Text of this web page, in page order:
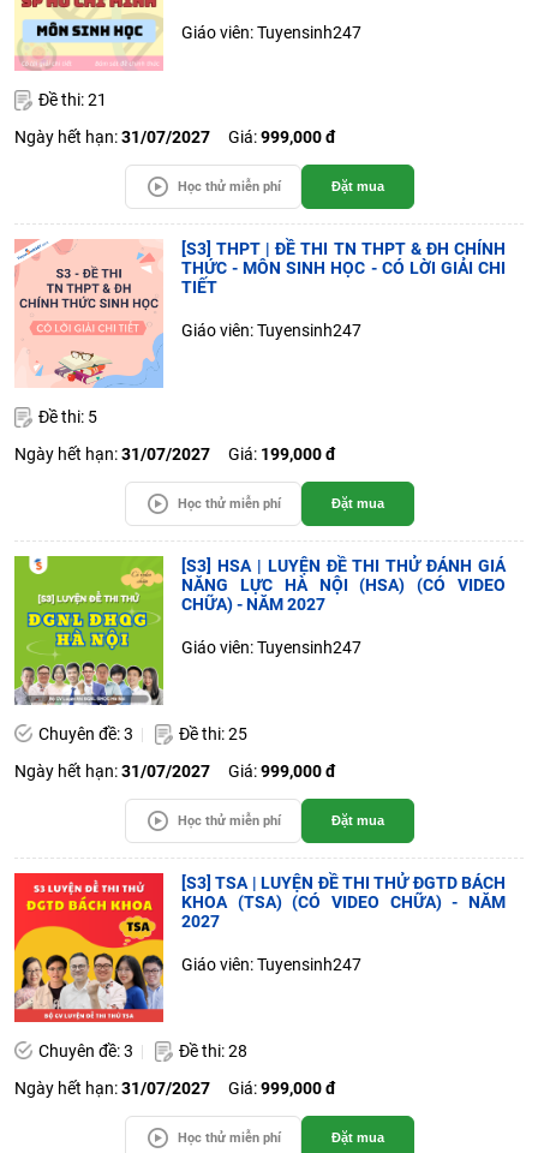
Giáo viên: Tuyensinh247
Đề thi: 21
Ngày hết hạn:31/07/2027 Giá:999,000 đ
Học thử miễn phí Đặt mua
[S3] THPT | ĐỀ THI TN THPT & ĐH CHÍNH
THỨC - MÔN SINH HỌC - CÓ LỜI GIẢI CHI
TIẾT
Giáo viên: Tuyensinh247
Đề thi: 5
Ngày hết hạn:31/07/2027 Giá: 199,000 đ
Học thử miễn phí Đặt mua
[S3] HSA | LUYỆN ĐỀ THI THỬ ĐÁNH GIÁ
NĂNG LỰC HÀ NỘI (HSA) (CÓ VIDEO
CHỮA) - NĂM 2027
Giáo viên: Tuyensinh247
Chuyên đề: 3
Đề thi: 25
Ngày hết hạn:31/07/2027 Giá:999,000 đ
Học thử miễn phí Đặt mua
[S3] TSA | LUYỆN ĐỀ THI THỬ ĐGTD BÁCH
KHOA (TSA) (CÓ VIDEO CHỮA) - NĂM
2027
Giáo viên: Tuyensinh247
Chuyên đề: 3
Đề thi: 28
Ngày hết hạn:31/07/2027 Giá:999,000 đ
Học thử miễn phí Đặt mua